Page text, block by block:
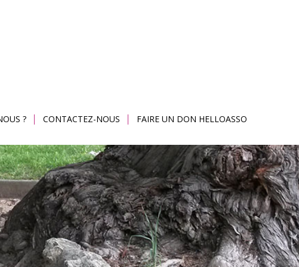
? CONTACTEZ-NOUS FAIRE UN DON HELLOASSO